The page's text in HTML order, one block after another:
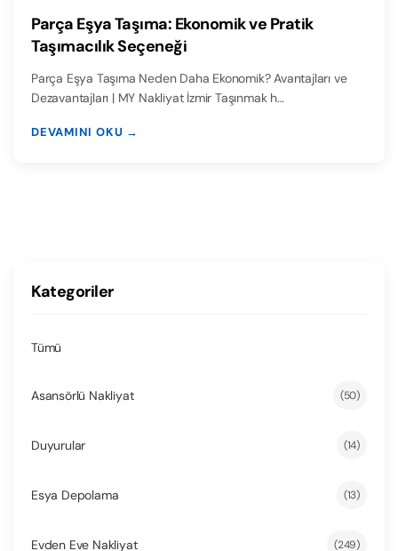
Parça Eşya Taşıma: Ekonomik ve Pratik
Taşımacılık Seçeneği
Parça Eşya Taşıma Neden Daha Ekonomik? Avantajları ve
Dezavantajları | MY Nakliyat İzmir Taşınmak h…
DEVAMINI OKU →
Kategoriler
Tümü
Asansörlü Nakliyat (50)
Duyurular (14)
Esya Depolama (13)
Evden Eve Nakliyat (249)